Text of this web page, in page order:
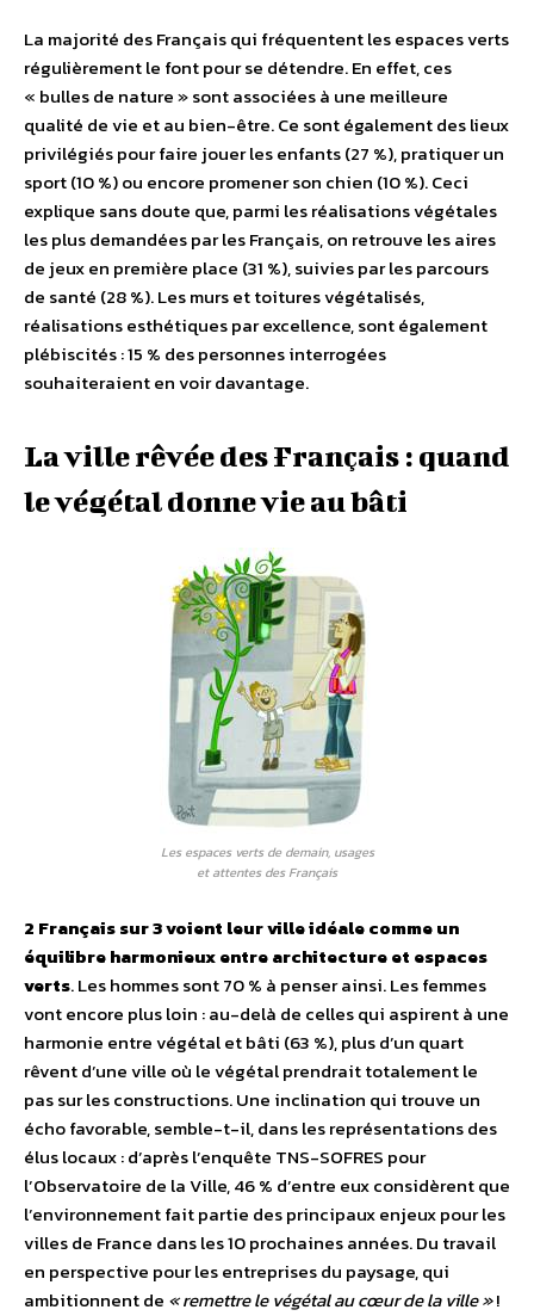
La majorité des Français qui fréquentent les espaces verts
régulièrement le font pour se détendre. En effet, ces
« bulles de nature » sont associées à une meilleure
qualité de vie et au bien-être. Ce sont également des lieux
privilégiés pour faire jouer les enfants (27 %), pratiquer un
sport (10 %) ou encore promener son chien (10 %). Ceci
explique sans doute que, parmi les réalisations végétales
les plus demandées par les Français, on retrouve les aires
de jeux en première place (31 %), suivies par les parcours
de santé (28 %). Les murs et toitures végétalisés,
réalisations esthétiques par excellence, sont également
plébiscités : 15 % des personnes interrogées
souhaiteraient en voir davantage.
La ville rêvée des Français : quand
le végétal donne vie au bâti
Les espaces verts de demain, usages
et attentes des Français
2 Français sur 3 voient leur ville idéale comme un
équilibre harmonieux entre architecture et espaces
verts. Les hommes sont 70 % à penser ainsi. Les femmes
vont encore plus loin : au-delà de celles qui aspirent à une
harmonie entre végétal et bâti (63 %), plus d’un quart
rêvent d’une ville où le végétal prendrait totalement le
pas sur les constructions. Une inclination qui trouve un
écho favorable, semble-t-il, dans les représentations des
élus locaux : d’après l’enquête TNS-SOFRES pour
l’Observatoire de la Ville, 46 % d’entre eux considèrent que
l’environnement fait partie des principaux enjeux pour les
villes de France dans les 10 prochaines années. Du travail
en perspective pour les entreprises du paysage, qui
ambitionnent de « remettre le végétal au cœur de la ville »!